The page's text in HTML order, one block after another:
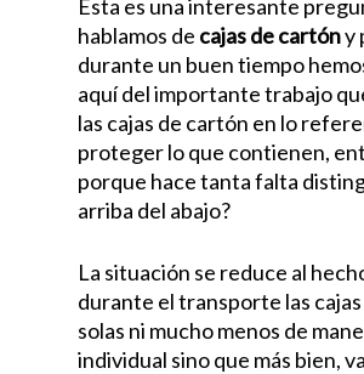
Esta es una interesante
hablamos de cajas de cartóny
durante un buen tiempo
aquí del importante trabajo
las cajas de cartón en lo
proteger lo que contienen,
porque hace tanta falta
arriba del abajo?
La situación se reduce al
durante el transporte las cajas
solas ni mucho menos de
individual sino que más bien,